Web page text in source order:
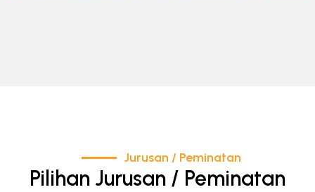
Jurusan / Peminatan
Pilihan Jurusan / Peminatan